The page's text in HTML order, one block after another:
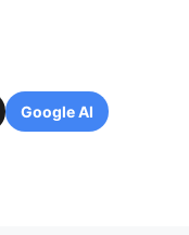
Google AI